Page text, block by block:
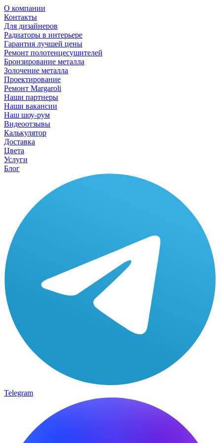
О компании
Контакты
Для дизайнеров
Радиаторы в интерьере
Гарантия лучшей цены
Ремонт полотенцесушителей
Бронзирование металла
Золочение металла
Проектирование
Ремонт Margaroli
Наши партнеры
Наши вакансии
Наш шоу-рум
Видеоотзывы
Калькулятор
Доставка
Цвета
Услуги
Блог
Telegram